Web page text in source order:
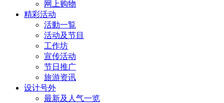
网上购物
精彩活动
活動一覧
活动及节目
工作坊
宣传活动
节日推广
旅游资讯
设计号外
最新及人气一览